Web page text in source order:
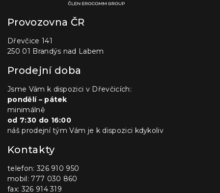
Provozovna ČR
Dřevčice 141
250 01 Brandýs nad Labem
Prodejní doba
Jsme Vám k dispozici v Dřevčicích:
pondělí – pátek
minimálně
od 7:30 do 16:00
náš prodejní tým Vám je k dispozici kdykoliv
Kontakty
telefon: 326 910 950
mobil: 777 030 860
fax: 326 914 319